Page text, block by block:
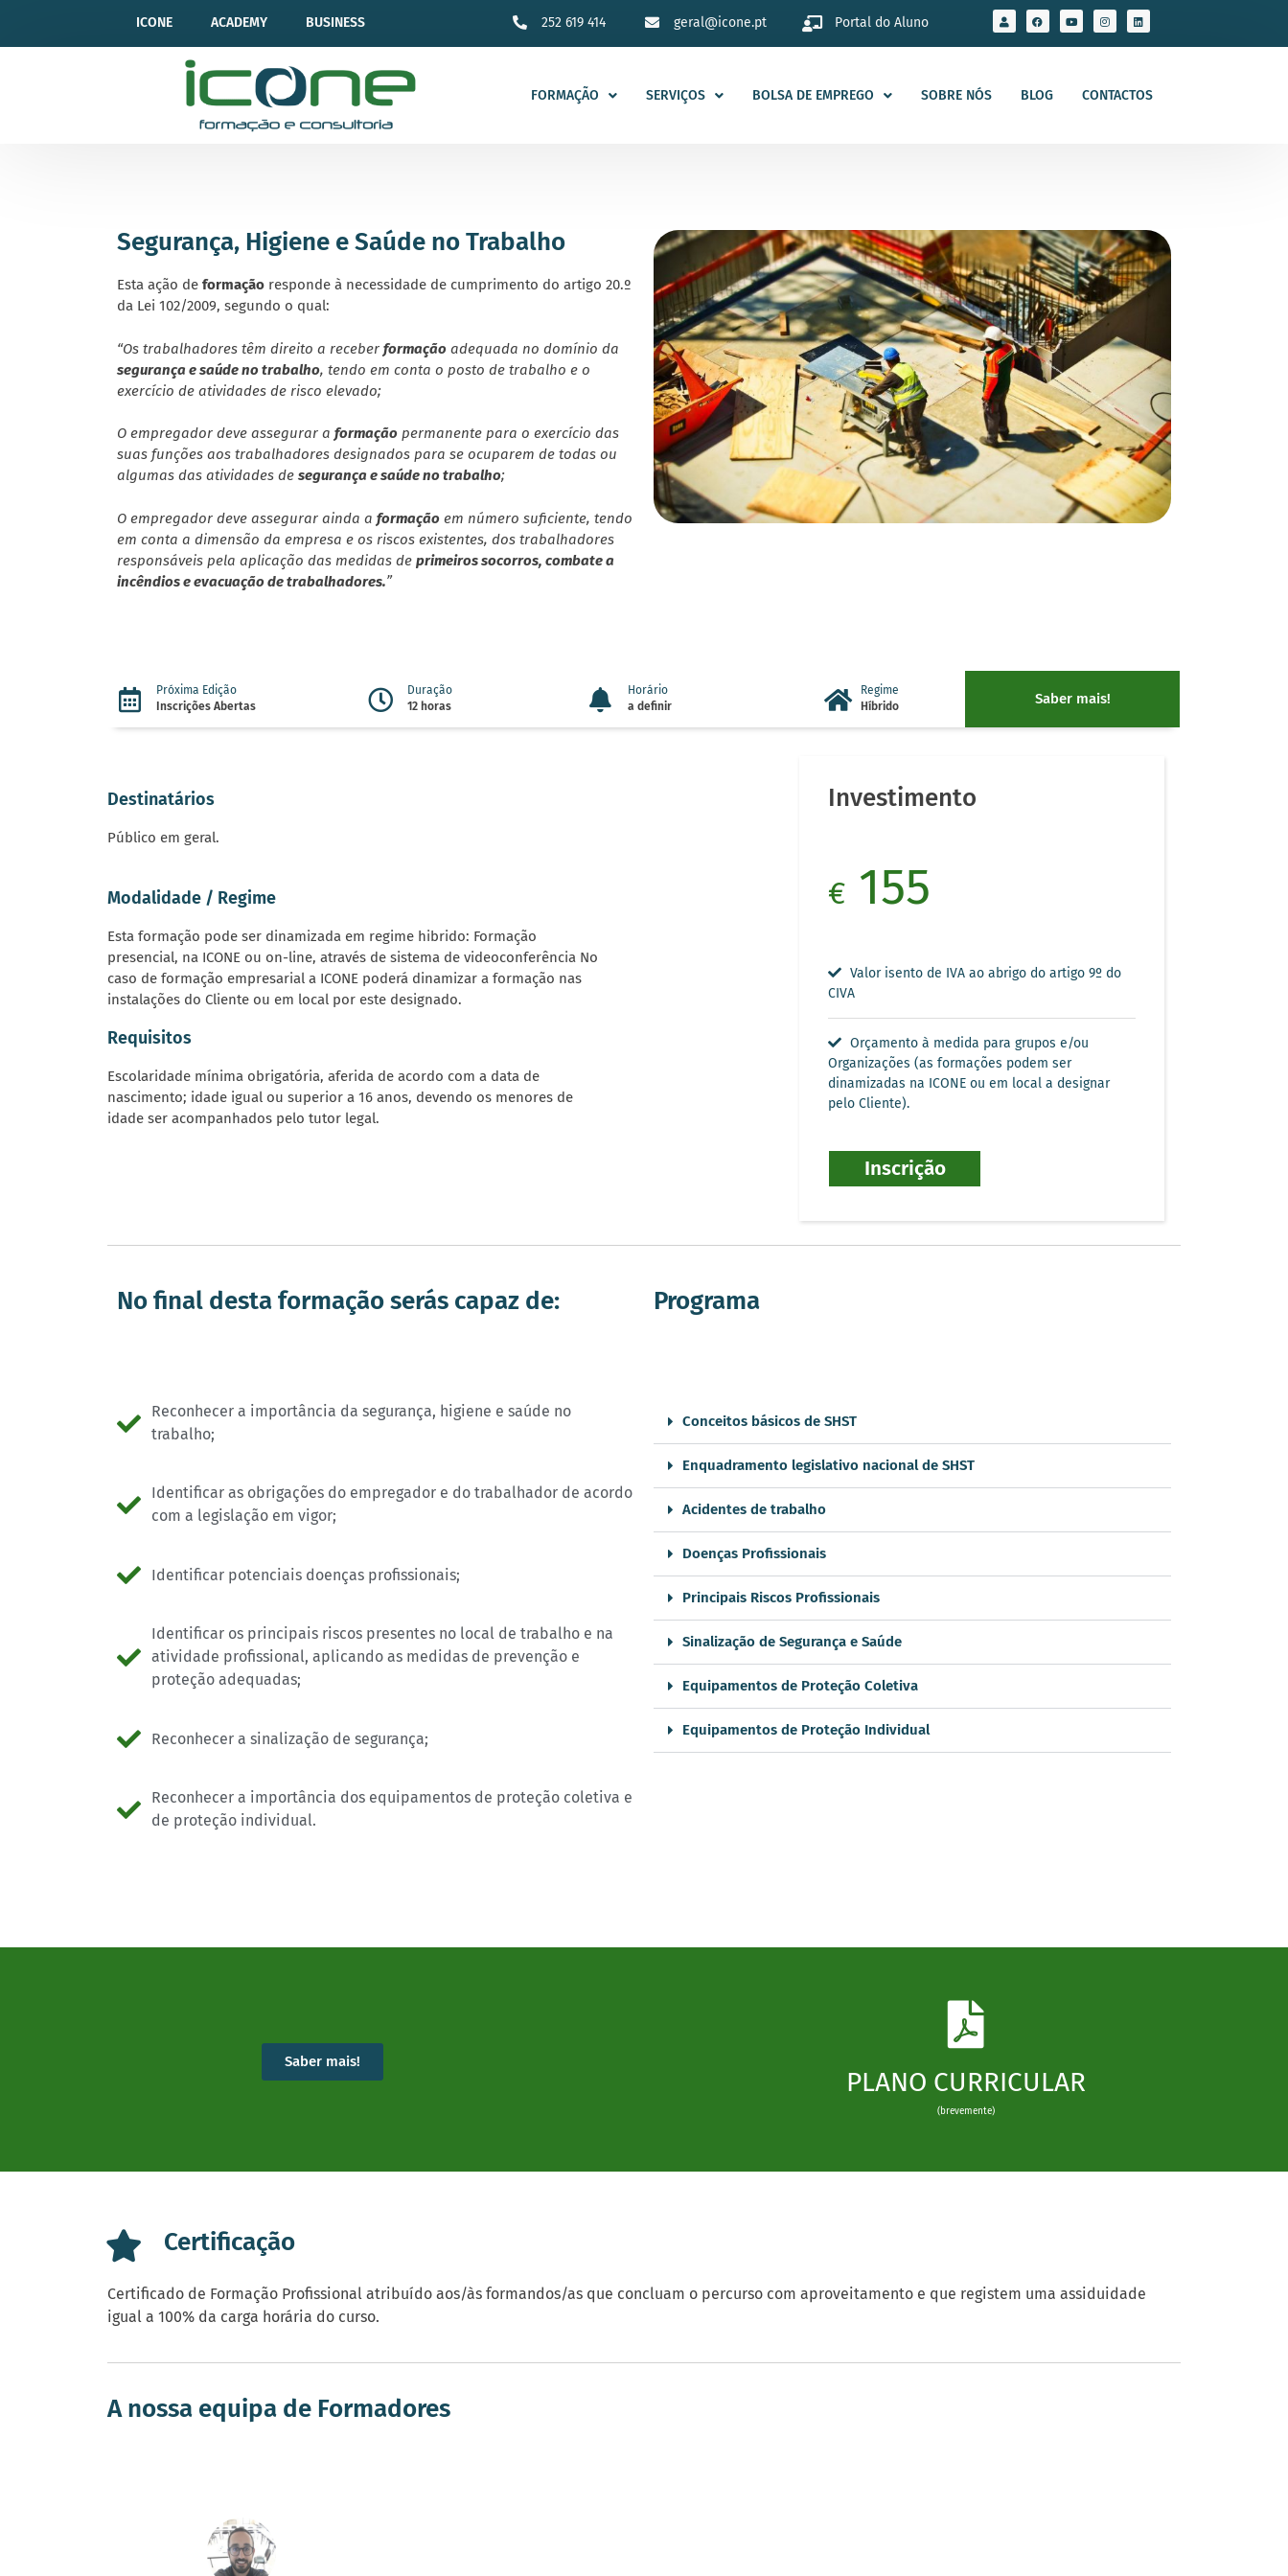
ICONE ACADEMY BUSINESS 252 619 414 geral@icone.pt Portal do Aluno
FORMAÇÃO SERVIÇOS BOLSA DE EMPREGO SOBRE NÓS BLOG CONTACTOS
Segurança, Higiene e Saúde no Trabalho
Esta ação de formação responde à necessidade de cumprimento do artigo 20.º
da Lei 102/2009, segundo o qual:
“Os trabalhadores têm direito a receber formação adequada no domínio da
segurança e saúde no trabalho, tendo em conta o posto de trabalho e o
exercício de atividades de risco elevado;
O empregador deve assegurar a formação permanente para o exercício das
suas funções aos trabalhadores designados para se ocuparem de todas ou
algumas das atividades de segurança e saúde no trabalho;
O empregador deve assegurar ainda a formação em número suficiente, tendo
em conta a dimensão da empresa e os riscos existentes, dos trabalhadores
responsáveis pela aplicação das medidas de primeiros socorros, combate a
incêndios e evacuação de trabalhadores.”
Próxima Edição
Inscrições Abertas
Duração
12 horas
Horário
a definir
Regime
Híbrido
Saber mais!
Destinatários
Público em geral.
Modalidade / Regime
Esta formação pode ser dinamizada em regime hibrido: Formação
presencial, na ICONE ou on-line, através de sistema de videoconferência No
caso de formação empresarial a ICONE poderá dinamizar a formação nas
instalações do Cliente ou em local por este designado.
Requisitos
Escolaridade mínima obrigatória, aferida de acordo com a data de
nascimento; idade igual ou superior a 16 anos, devendo os menores de
idade ser acompanhados pelo tutor legal.
Investimento
€ 155
Valor isento de IVA ao abrigo do artigo 9º do
CIVA
Orçamento à medida para grupos e/ou
Organizações (as formações podem ser
dinamizadas na ICONE ou em local a designar
pelo Cliente).
Inscrição
No final desta formação serás capaz de:
Reconhecer a importância da segurança, higiene e saúde no
trabalho;
Identificar as obrigações do empregador e do trabalhador de acordo
com a legislação em vigor;
Identificar potenciais doenças profissionais;
Identificar os principais riscos presentes no local de trabalho e na
atividade profissional, aplicando as medidas de prevenção e
proteção adequadas;
Reconhecer a sinalização de segurança;
Reconhecer a importância dos equipamentos de proteção coletiva e
de proteção individual.
Programa
Conceitos básicos de SHST
Enquadramento legislativo nacional de SHST
Acidentes de trabalho
Doenças Profissionais
Principais Riscos Profissionais
Sinalização de Segurança e Saúde
Equipamentos de Proteção Coletiva
Equipamentos de Proteção Individual
Saber mais!
PLANO CURRICULAR
(brevemente)
Certificação
Certificado de Formação Profissional atribuído aos/às formandos/as que concluam o percurso com aproveitamento e que registem uma assiduidade
igual a 100% da carga horária do curso.
A nossa equipa de Formadores